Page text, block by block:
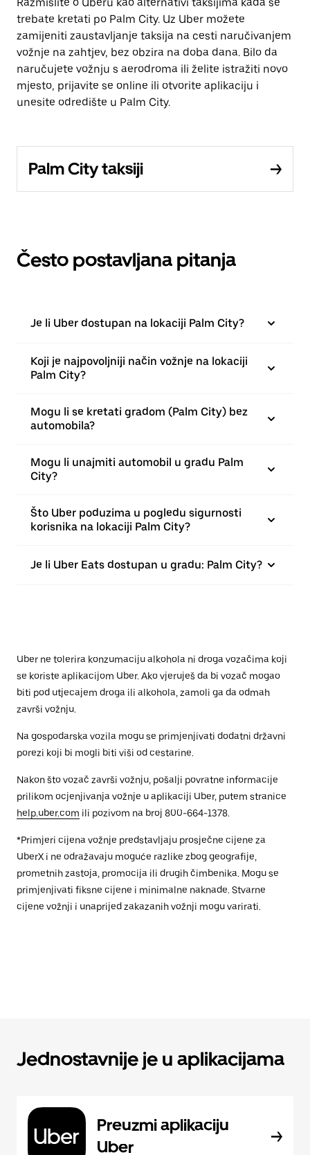
trebate kretati po Palm City. Uz Uber možete
zamijeniti zaustavljanje taksija na cesti naručivanjem
vožnje na zahtjev, bez obzira na doba dana. Bilo da
naručujete vožnju s aerodroma ili želite istražiti novo
mjesto, prijavite se online ili otvorite aplikaciju i
unesite odredište u Palm City.
Palm City taksiji
Često postavljana pitanja
Je li Uber dostupan na lokaciji Palm City?
Koji je najpovoljniji način vožnje na lokaciji
Palm City?
Mogu li se kretati gradom (Palm City) bez
automobila?
Mogu li unajmiti automobil u gradu Palm
City?
Što Uber poduzima u pogledu sigurnosti
korisnika na lokaciji Palm City?
Je li Uber Eats dostupan u gradu: Palm City?
Uber ne tolerira konzumaciju alkohola ni droga vozačima koji
se koriste aplikacijom Uber. Ako vjeruješ da bi vozač mogao
biti pod utjecajem droga ili alkohola, zamoli ga da odmah
završi vožnju.
Na gospodarska vozila mogu se primjenjivati dodatni državni
porezi koji bi mogli biti viši od cestarine.
Nakon što vozač završi vožnju, pošalji povratne informacije
prilikom ocjenjivanja vožnje u aplikaciji Uber, putem stranice
help.uber.com ili pozivom na broj 800-664-1378.
*Primjeri cijena vožnje predstavljaju prosječne cijene za
UberX i ne odražavaju moguće razlike zbog geografije,
prometnih zastoja, promocija ili drugih čimbenika. Mogu se
primjenjivati fiksne cijene i minimalne naknade. Stvarne
cijene vožnji i unaprijed zakazanih vožnji mogu varirati.
Jednostavnije je u aplikacijama
Preuzmi aplikaciju
Uber